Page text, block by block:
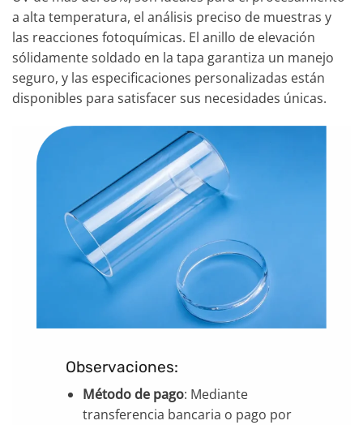
a alta temperatura, el análisis preciso de muestras y
las reacciones fotoquímicas. El anillo de elevación
sólidamente soldado en la tapa garantiza un manejo
seguro, y las especificaciones personalizadas están
disponibles para satisfacer sus necesidades únicas.
Observaciones:
Método de pago: Mediante
transferencia bancaria o pago por